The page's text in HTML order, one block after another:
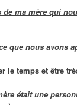
de ma mère qui
que nous avons
le temps et être
était une